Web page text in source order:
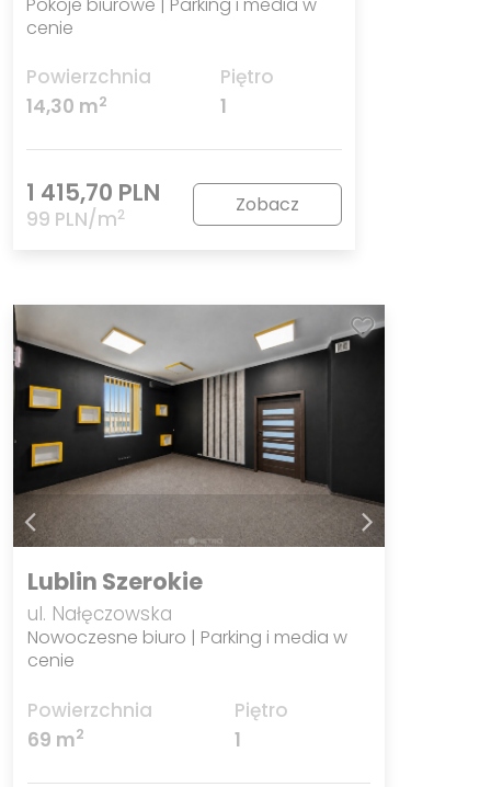
cenie
Powierzchnia
14,30 m2
Piętro
1
1 415,70 PLN
99 PLN/m2 Zobacz
Lublin Szerokie
ul. Nałęczowska
Nowoczesne biuro | Parking i media w
cenie
Powierzchnia
69 m2
Piętro
1